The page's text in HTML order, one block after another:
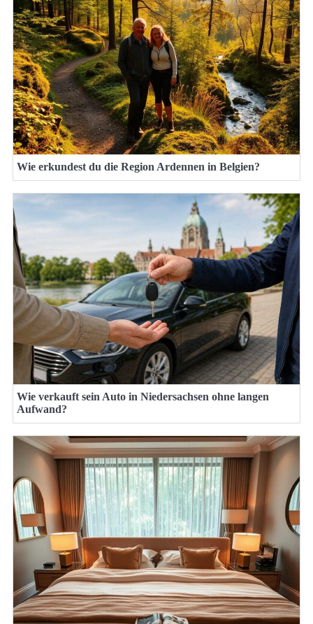
Wie erkundest du die Region Ardennen in Belgien?
Wie verkauft sein Auto in Niedersachsen ohne langen
Aufwand?